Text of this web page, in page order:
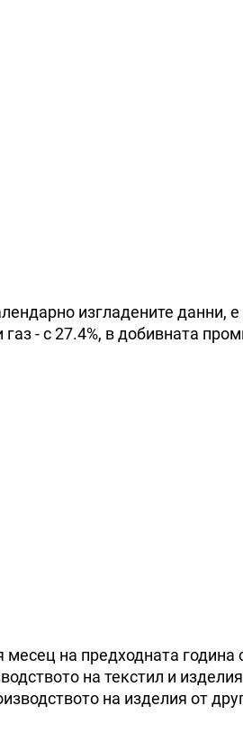
изгладените данни, е
- с 27.4%, в добивната
месец на предходната година
на текстил и
на изделия от